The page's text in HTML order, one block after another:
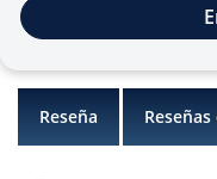
Reseña